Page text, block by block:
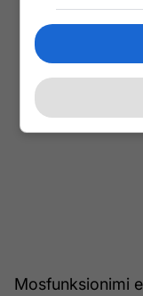
Mosfunksionimi